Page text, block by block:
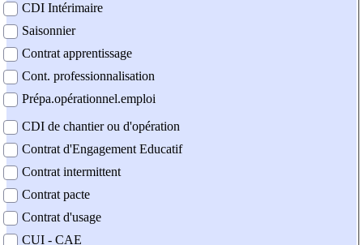
CDI Intérimaire
Saisonnier
Contrat apprentissage
Cont. professionnalisation
Prépa.opérationnel.emploi
CDI de chantier ou d'opération
Contrat d'Engagement Educatif
Contrat intermittent
Contrat pacte
Contrat d'usage
CUI - CAE